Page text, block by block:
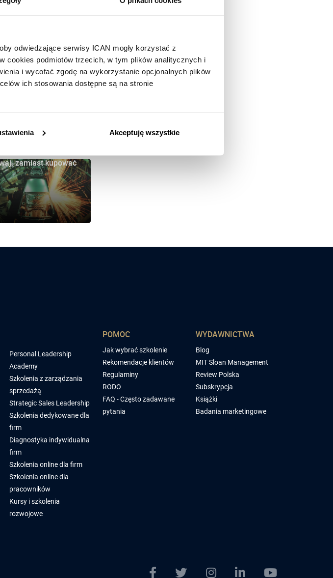
odwiedzające serwisy ICAN mogły korzystać z
cookies podmiotów trzecich, w tym plików analitycznych i
i wycofać zgodę na wykorzystanie opcjonalnych plików
ich stosowania dostępne są na stronie
Akceptuję wszystkie
zamiast kupować
Personal Leadership
Academy
Szkolenia z zarządzania
sprzedażą
Strategic Sales Leadership
Szkolenia dedykowane dla
firm
Diagnostyka indywidualna
firm
Szkolenia online dla firm
Szkolenia online dla
pracowników
Kursy i szkolenia
rozwojowe
POMOC
Jak wybrać szkolenie
Rekomendacje klientów
Regulaminy
RODO
FAQ - Często zadawane
pytania
WYDAWNICTWA
Blog
MIT Sloan Management
Review Polska
Subskrypcja
Książki
Badania marketingowe